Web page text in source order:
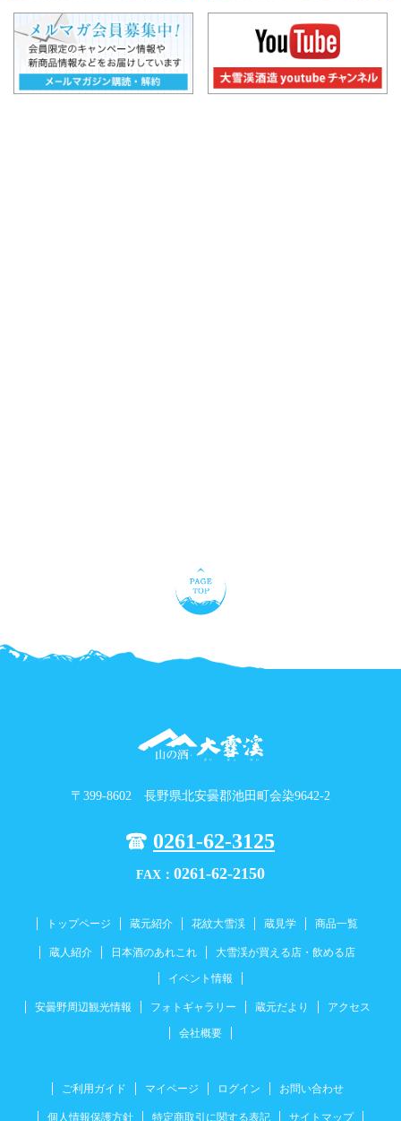
〒399-8602 長野県北安曇郡池田町会染9642-2
0261-62-3125
FAX： 0261-62-2150
トップページ 蔵元紹介 花紋大雪渓 蔵見学 商品一覧
蔵人紹介 日本酒のあれこれ 大雪渓が買える店・飲める店
イベント情報
安曇野周辺観光情報 フォトギャラリー 蔵元だより アクセス
会社概要
ご利用ガイド マイページ ログイン お問い合わせ
個人情報保護方針 特定商取引に関する表記 サイトマップ